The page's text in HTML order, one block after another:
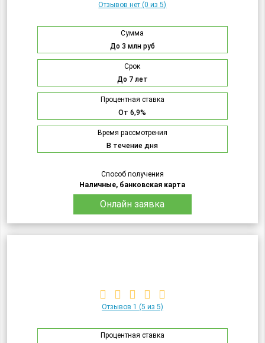
Отзывов нет (0 из 5)
Сумма
До 3 млн руб
Срок
До 7 лет
Процентная ставка
От 6,9%
Время рассмотрения
В течение дня
Способ получения
Наличные, банковская карта
Онлайн заявка
Отзывов 1 (5 из 5)
Процентная ставка